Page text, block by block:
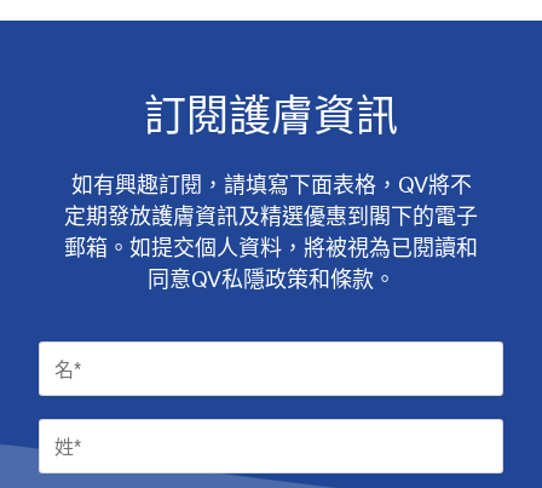
訂閱護膚資訊
如有興趣訂閱，請填寫下面表格，QV將不
定期發放護膚資訊及精選優惠到閣下的電子
郵箱。如提交個人資料，將被視為已閱讀和
同意QV私隱政策和條款。